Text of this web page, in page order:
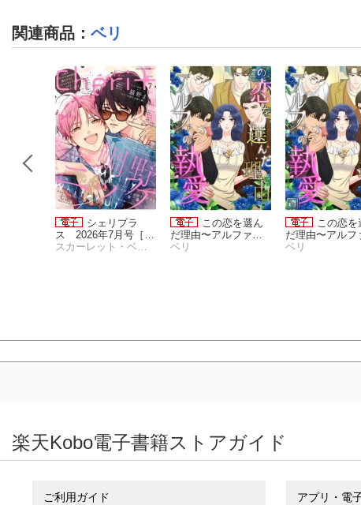
関連商品 ： ベリ
シェリプラ
ス 2026年7月号［期
間限定］
スカーレット・ベリ子
この恋を選ん
だ理由〜アルファの
執愛(56)
ベリ
この恋を
だ理由〜アルフ
執愛【全年齢版
ベリ
楽天Kobo電子書籍ストアガイド
ご利用ガイド アプリ・電